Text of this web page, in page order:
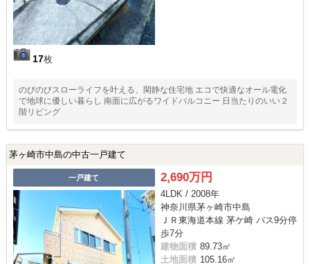
17枚
のびのびスローライフを叶える、閑静な住宅地 エコで快適なオール電化
で地球に優しい暮らし 南面に広がるワイドバルコニー 日当たりのいい２
階リビング
茅ヶ崎市中島の中古一戸建て
一戸建て 2,690万円
4LDK / 2008年
神奈川県茅ヶ崎市中島
ＪＲ東海道本線 茅ケ崎 バス9分停
歩7分
建物面積 89.73㎡
土地面積 105.16㎡